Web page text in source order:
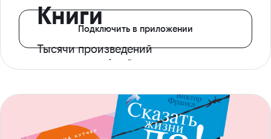
Книги
Тысячи произведений
с доступом офлайн
Подключить в приложении